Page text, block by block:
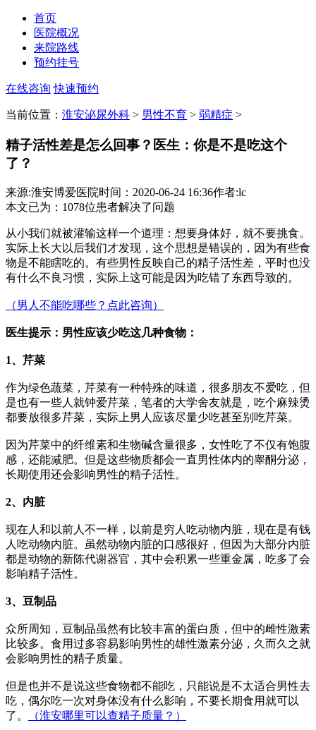
首页
医院概况
来院路线
预约挂号
在线咨询 快速预约
当前位置： 淮安泌尿外科 > 男性不育 > 弱精症 >
精子活性差是怎么回事？医生：你是不是吃这个
了？
来源:淮安博爱医院时间：2020-06-24 16:36作者:lc
本文已为 ：1078位患者解决了问题
从小我们就被灌输这样一个道理：想要身体好，就不要挑食。
实际上长大以后我们才发现，这个思想是错误的，因为有些食
物是不能瞎吃的。有些男性反映自己的精子活性差，平时也没
有什么不良习惯，实际上这可能是因为吃错了东西导致的。
（男人不能吃哪些？点此咨询）
医生提示：男性应该少吃这几种食物：
1、芹菜
作为绿色蔬菜，芹菜有一种特殊的味道，很多朋友不爱吃，但
是也有一些人就钟爱芹菜，笔者的大学舍友就是，吃个麻辣烫
都要放很多芹菜，实际上男人应该尽量少吃甚至别吃芹菜。
因为芹菜中的纤维素和生物碱含量很多，女性吃了不仅有饱腹
感，还能减肥。但是这些物质都会一直男性体内的睾酮分泌，
长期使用还会影响男性的精子活性。
2、内脏
现在人和以前人不一样，以前是穷人吃动物内脏，现在是有钱
人吃动物内脏。虽然动物内脏的口感很好，但因为大部分内脏
都是动物的新陈代谢器官，其中会积累一些重金属，吃多了会
影响精子活性。
3、豆制品
众所周知，豆制品虽然有比较丰富的蛋白质，但中的雌性激素
比较多。食用过多容易影响男性的雄性激素分泌，久而久之就
会影响男性的精子质量。
但是也并不是说这些食物都不能吃，只能说是不太适合男性去
吃，偶尔吃一次对身体没有什么影响，不要长期食用就可以
了。
（淮安哪里可以查精子质量？）